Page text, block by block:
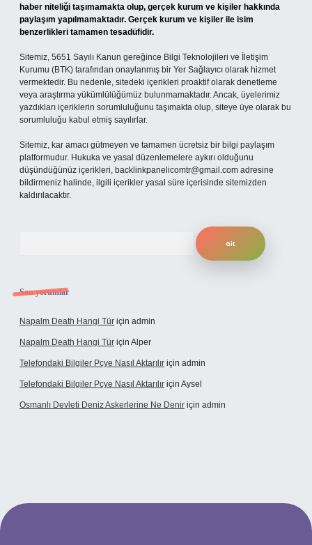
haber niteliği taşımamakta olup, gerçek kurum ve kişiler hakkında
paylaşım yapılmamaktadır. Gerçek kurum ve kişiler ile isim
benzerlikleri tamamen tesadüfidir.
Sitemiz, 5651 Sayılı Kanun gereğince Bilgi Teknolojileri ve İletişim
Kurumu (BTK) tarafından onaylanmış bir Yer Sağlayıcı olarak hizmet
vermektedir. Bu nedenle, sitedeki içerikleri proaktif olarak denetleme
veya araştırma yükümlülüğümüz bulunmamaktadır. Ancak, üyelerimiz
yazdıkları içeriklerin sorumluluğunu taşımakta olup, siteye üye olarak bu
sorumluluğu kabul etmiş sayılırlar.
Sitemiz, kar amacı gütmeyen ve tamamen ücretsiz bir bilgi paylaşım
platformudur. Hukuka ve yasal düzenlemelere aykırı olduğunu
düşündüğünüz içerikleri, backlinkpanelicomtr@gmail.com adresine
bildirmeniz halinde, ilgili içerikler yasal süre içerisinde sitemizden
kaldırılacaktır.
Son yorumlar
Napalm Death Hangi Tür için admin
Napalm Death Hangi Tür için Alper
Telefondaki Bilgiler Pcye Nasıl Aktarılır için admin
Telefondaki Bilgiler Pcye Nasıl Aktarılır için Aysel
Osmanlı Devleti Deniz Askerlerine Ne Denir için admin
giriş